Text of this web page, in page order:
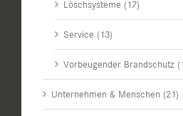
Löschsysteme (17)
Service (13)
Vorbeugender Brandschutz
Unternehmen & Menschen (21)